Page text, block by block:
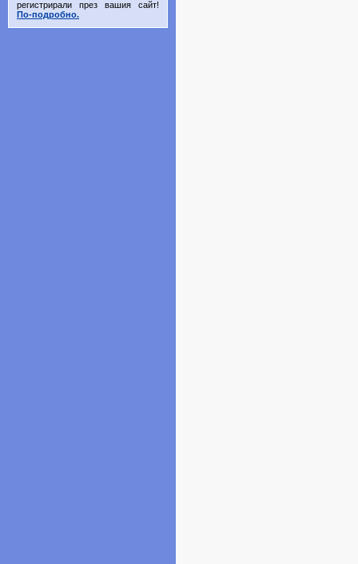
регистрирали през вашия сайт!
По-подробно.